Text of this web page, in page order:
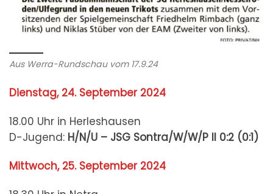
Aus Werra-Rundschau vom 17.9.24
Dienstag, 24. September 2024
18.00 Uhr in Herleshausen
D-Jugend: H/N/U – JSG Sontra/W/W/P II 0:2 (0:1)
Mittwoch, 25. September 2024